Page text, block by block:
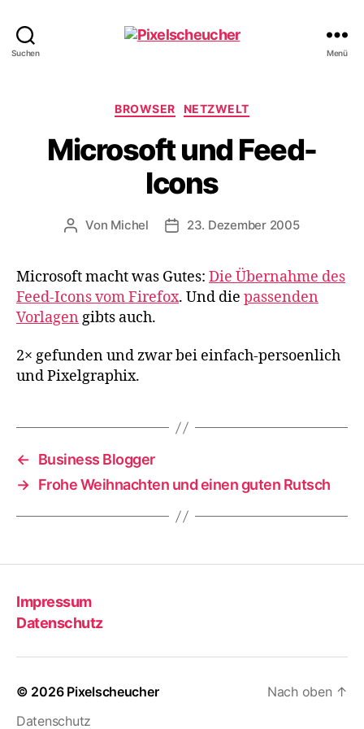
Suchen Menü
Kategorien
BROWSER NETZWELT
Microsoft und Feed-
Icons
Beitragsautor
Von Michel Veröffentlichungsdatum
23. Dezember 2005
Microsoft macht was Gutes: Die Übernahme des
Feed-Icons vom Firefox. Und die passenden
Vorlagen gibts auch.
2× gefunden und zwar bei einfach-persoenlich
und Pixelgraphix.
←
Business Blogger
→ Frohe Weihnachten und einen guten Rutsch
Impressum
Datenschutz
© 2026 Pixelscheucher
Datenschutz
Nach oben ↑